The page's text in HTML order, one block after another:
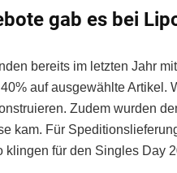
gab es bei
bereits im letzten Jahr
auf ausgewählte
Zudem wurden
kam. Für
klingen für den Singles Day